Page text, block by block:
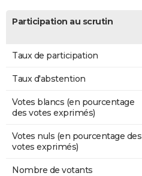
Participation au scrutin
Taux de participation
Taux d'abstention
Votes blancs (en pourcentage
des votes exprimés)
Votes nuls (en pourcentage des
votes exprimés)
Nombre de votants